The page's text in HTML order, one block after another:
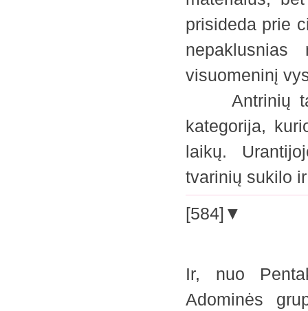
prisideda prie
visuomeninį
Antrinių
kategorija,
laikų.
tvarinių sukilo
[584]▼
Ir, nuo
Adominės